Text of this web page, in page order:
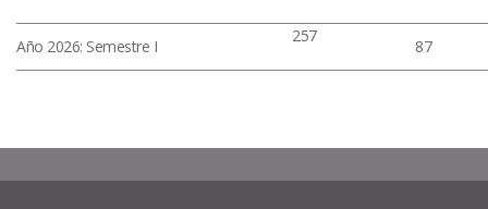
Año 2026: Semestre I
257
87